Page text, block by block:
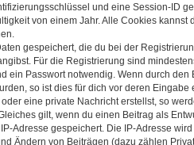
und eine Session-ID
von einem Jahr. Alle Cookies kannst
gespeichert, die du bei der
Für die Registrierung sind
ein Passwort notwendig. Wenn durch den
so ist dies für dich vor deren Eingabe
eine private Nachricht erstellst, so
gilt, wenn du einen Beitrag als
Adresse gespeichert. Die IP-Adresse
Ändern von Beiträgen (dazu zählen